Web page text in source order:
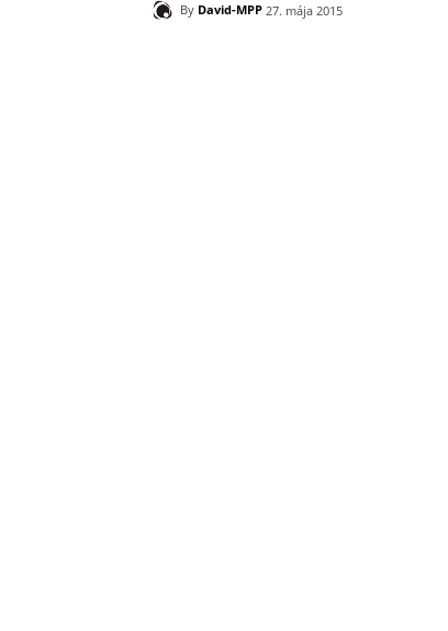
By David-MPP 27. mája 2015